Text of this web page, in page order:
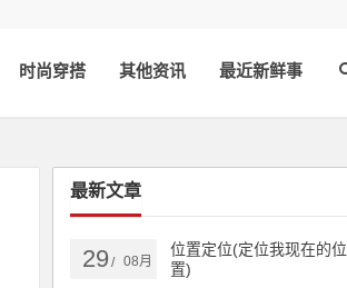
时尚穿搭 其他资讯 最近新鲜事
最新文章
29/ 08月
位置定位(定位我现在的位
置)